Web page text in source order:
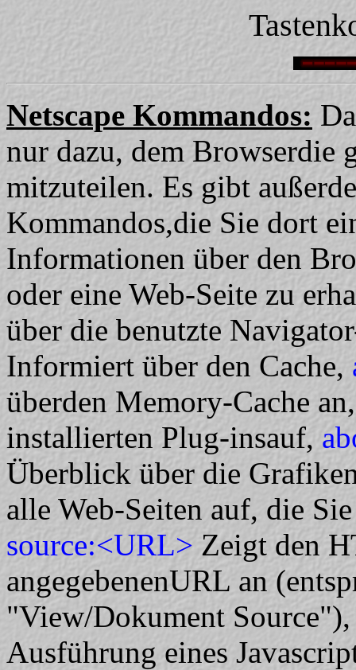
Netscape Kommandos:
nur dazu, dem Browserdie
mitzuteilen. Es gibt
Kommandos,die Sie dort
Informationen über den
oder eine Web-Seite zu
über die benutzte
Informiert über den Cache,
überden Memory-Cache
installierten Plug-insauf,
Überblick über die
alle Web-Seiten auf, die
source:<URL> Zeigt den
angegebenenURL an
"View/Dokument
Ausführung eines